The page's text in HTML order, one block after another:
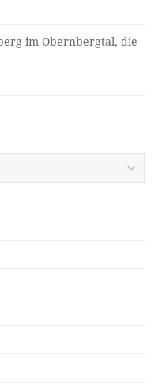
im Obernbergtal, die